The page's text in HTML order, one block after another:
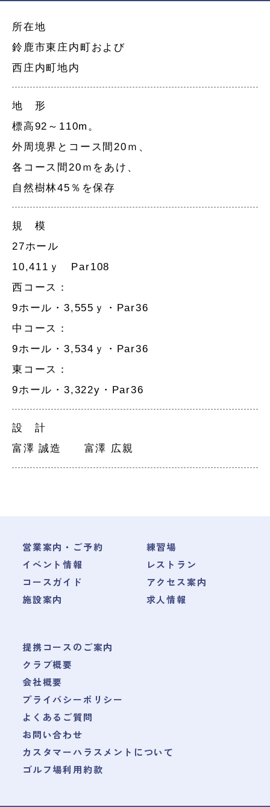
所在地
鈴鹿市東庄内町および
西庄内町地内
地 形
標高92～110m。
外周境界とコース間20ｍ、
各コース間20ｍをあけ、
自然樹林45％を保存
規 模
27ホール
10,411ｙ Par108
西コース：
9ホール・3,555ｙ・Par36
中コース：
9ホール・3,534ｙ・Par36
東コース：
9ホール・3,322y・Par36
設 計
富澤 誠造 富澤 広親
営業案内・ご予約
イベント情報
コースガイド
施設案内
練習場
レストラン
アクセス案内
求人情報
提携コースのご案内
クラブ概要
会社概要
プライバシーポリシー
よくあるご質問
お問い合わせ
カスタマーハラスメントについて
ゴルフ場利用約款